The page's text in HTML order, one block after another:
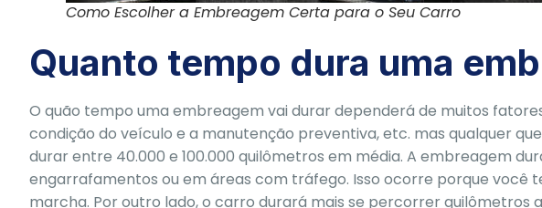
Como Escolher a Embreagem Certa para o Seu Carro
Quanto tempo dura uma
O quão tempo uma embreagem vai durar dependerá de muitos
condição do veículo e a manutenção preventiva, etc. mas qualquer
durar entre 40.000 e 100.000 quilômetros em média. A embreagem
engarrafamentos ou em áreas com tráfego. Isso ocorre porque você
marcha. Por outro lado, o carro durará mais se percorrer quilômetros